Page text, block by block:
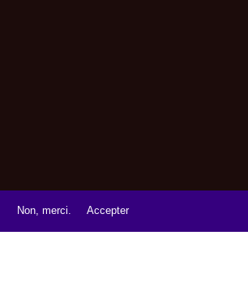
Non, merci. Accepter